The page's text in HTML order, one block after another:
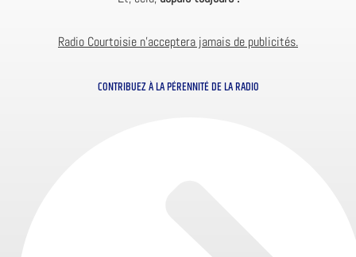
Radio Courtoisie n’acceptera jamais de publicités.
CONTRIBUEZ À LA PÉRENNITÉ DE LA RADIO